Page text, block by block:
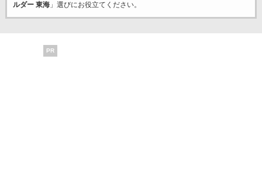
ルダー 東海」選びにお役立てください。
PR